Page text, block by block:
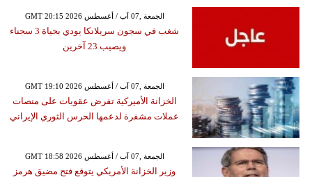
GMT 20:15 2026 الجمعة ,07 آب / أغسطس
شغب في سجون سريلانكا يودي بحياة 3 سجناء
ويصيب 23 آخرين
GMT 19:10 2026 الجمعة ,07 آب / أغسطس
الخزانة الأميركية تفرض عقوبات على منصات
عملات مشفرة لدعمها الحرس الثوري الإيراني
GMT 18:58 2026 الجمعة ,07 آب / أغسطس
وزير الخزانة الأمريكي يتوقع فتح مضيق هرمز